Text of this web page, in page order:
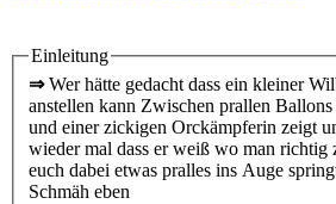
Einleitung
⇒Wer hätte gedacht dass ein kleiner
anstellen kann Zwischen prallen
und einer zickigen Orckämpferin zeigt
wieder mal dass er weiß wo man richtig
euch dabei etwas pralles ins Auge
Schmäh eben